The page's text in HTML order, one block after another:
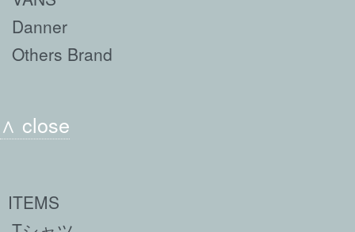
Danner
Others Brand
∧ close
ITEMS